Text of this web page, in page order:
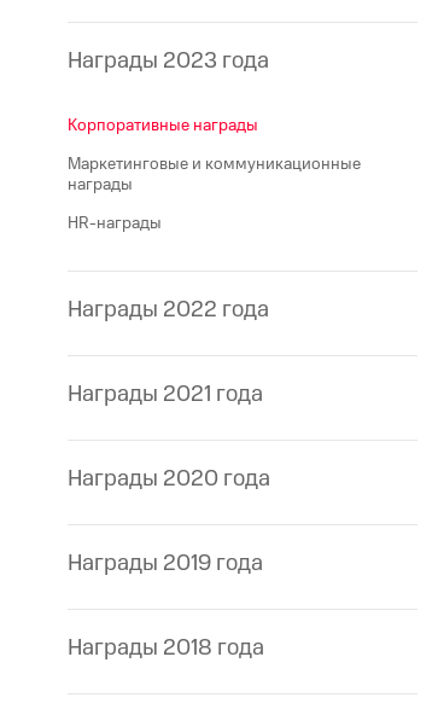
Награды 2023 года
Корпоративные награды
Маркетинговые и коммуникационные
награды
HR-награды
Награды 2022 года
Награды 2021 года
Награды 2020 года
Награды 2019 года
Награды 2018 года